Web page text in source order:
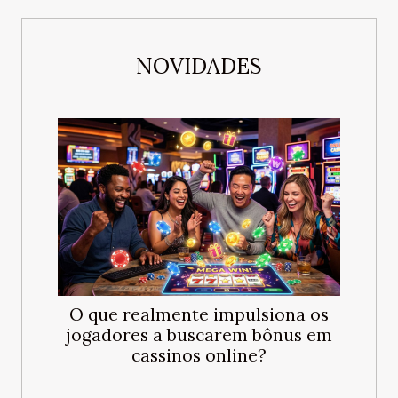
NOVIDADES
O que realmente impulsiona os
jogadores a buscarem bônus em
cassinos online?